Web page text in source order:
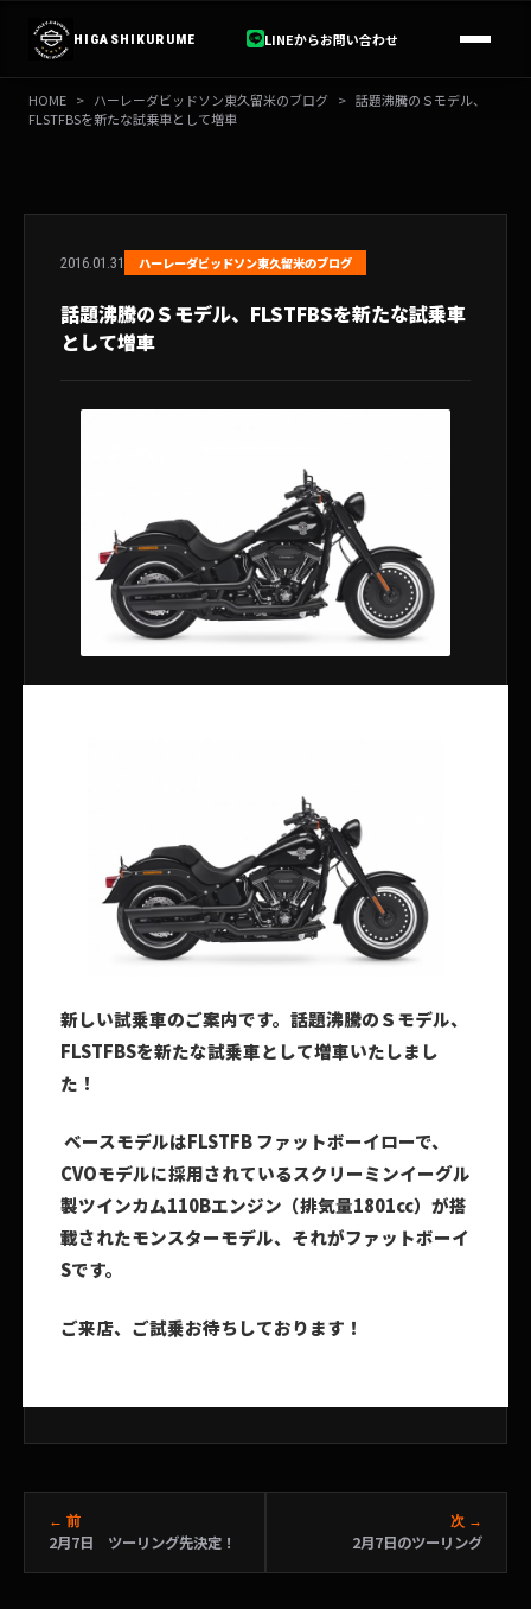
ス
HIGASHIKURUME LINEからお問い合わせ
HOME > ハーレーダビッドソン東久留米のブログ > 話題沸騰のＳモデル、
FLSTFBSを新たな試乗車として増車
2016.01.31 ハーレーダビッドソン東久留米のブログ
話題沸騰のＳモデル、FLSTFBSを新たな試乗車
として増車
新しい試乗車のご案内です。 話題沸騰のＳモデル、
FLSTFBSを新たな試乗車として増車いたしまし
た！
ベースモデルはFLSTFB ファットボーイローで、
CVOモデルに採用されているスクリーミンイーグル
製ツインカム110Bエンジン（排気量1801cc）が搭
載されたモンスターモデル、それがファットボーイ
Sです。
ご来店、ご試乗お待ちしております！
← 前
2月7日 ツーリング先決定！
次 →
2月7日のツーリング